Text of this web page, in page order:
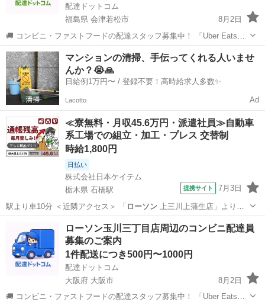
配達ドットコム
福島県 会津若松市
8月2日
🚚 コンビニ・ファストフードの配達スタッフ募集中！ 「Uber Eats」
や「出前館」のように、配達専用アプリを使ってお仕事するスタイル
です。 オファー内容を見てから、受けるかどうかを自由に選べます！
✅ 業務内容...
福島 会津若松市 ファストフード
マンションの清掃、手伝ってくれる人いませ
んか？😭🙏
日給例1万円〜 / 登録不要！高時給求人多数✨
Lacotto Ad
≪寮無料・月収45.6万円・派遣社員≫自動車
系工場での組立・加工・プレス 交替制
時給1,800円
日払い
株式会社日本ケイテム
栃木県 石橋駅
提携サイト 7月3日
駅より車10分 ＜近隣アクセス＞ 「 ローソン上三川上蒲生店」より徒
歩3分 福…
ローソン玉川三丁目店周辺のコンビニ配達員
募集のご案内
1件配送につき500円〜1000円
配達ドットコム
大阪府 大阪市
8月2日
🚚 コンビニ・ファストフードの配達スタッフ募集中！ 「Uber Eats」